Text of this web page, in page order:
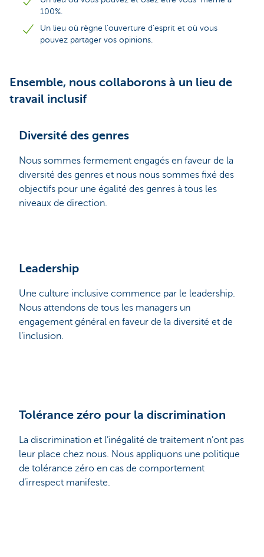
100%.
Un lieu où règne l’ouverture d’esprit et où vous
pouvez partager vos opinions.
Ensemble, nous collaborons à un lieu de
travail inclusif
Diversité des genres
Nous sommes fermement engagés en faveur de la
diversité des genres et nous nous sommes fixé des
objectifs pour une égalité des genres à tous les
niveaux de direction.
Leadership
Une culture inclusive commence par le leadership.
Nous attendons de tous les managers un
engagement général en faveur de la diversité et de
l’inclusion.
Tolérance zéro pour la discrimination
La discrimination et l’inégalité de traitement n’ont pas
leur place chez nous. Nous appliquons une politique
de tolérance zéro en cas de comportement
d’irrespect manifeste.